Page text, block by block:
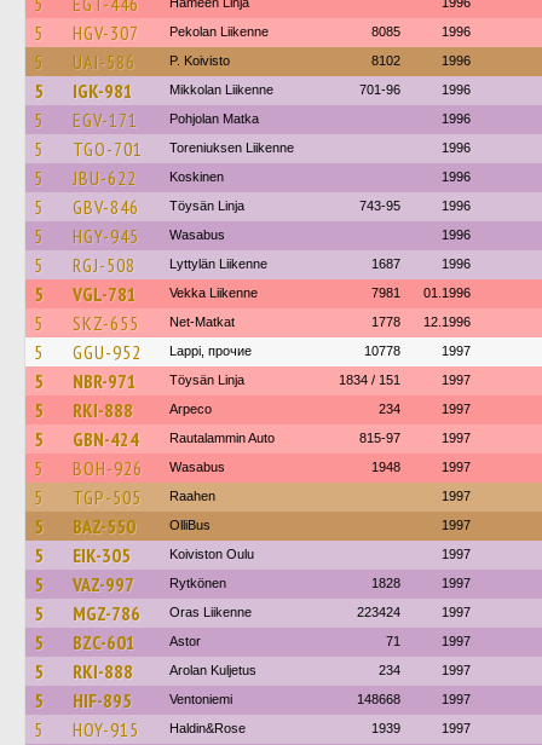
5 HGV-307 Pekolan Liikenne 8085 1996
5 UAI-586 P. Koivisto 8102 1996
5 IGK-981 Mikkolan Liikenne 701-96 1996
5 EGV-171 Pohjolan Matka 1996
5 TGO-701 Toreniuksen Liikenne 1996
5 JBU-622 Koskinen 1996
5 GBV-846 Töysän Linja 743-95 1996
5 HGY-945 Wasabus 1996
5 RGJ-508 Lyttylän Liikenne 1687 1996
5 VGL-781 Vekka Liikenne 7981 01.1996
5 SKZ-655 Net-Matkat 1778 12.1996
5 GGU-952 Lappi, прочие 10778 1997
5 NBR-971 Töysän Linja 1834 / 151 1997
5 RKI-888 Arpeco 234 1997
5 GBN-424 Rautalammin Auto 815-97 1997
5 BOH-926 Wasabus 1948 1997
5 TGP-505 Raahen 1997
5 BAZ-550 OlliBus 1997
5 EIK-305 Koiviston Oulu 1997
5 VAZ-997 Rytkönen 1828 1997
5 MGZ-786 Oras Liikenne 223424 1997
5 BZC-601 Astor 71 1997
5 RKI-888 Arolan Kuljetus 234 1997
5 HIF-895 Ventoniemi 148668 1997
5 HOY-915 Haldin&Rose 1939 1997